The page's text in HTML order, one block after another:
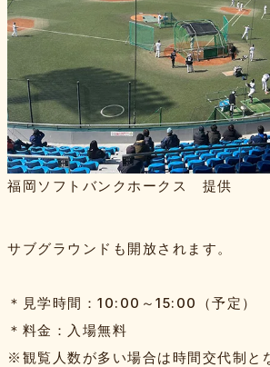
福岡ソフトバンクホークス 提供
サブグラウンドも開放されます。
＊見学時間：10:00～15:00（予定）
＊料金：入場無料
※観覧人数が多い場合は時間交代制と